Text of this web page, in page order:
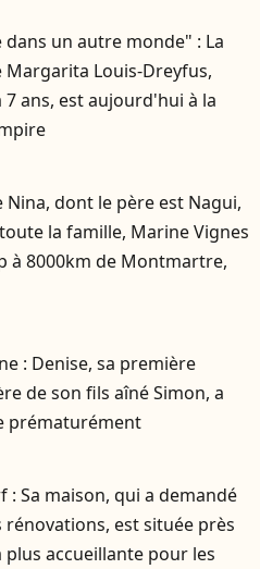
dans un autre monde" : La
Louis-Dreyfus,
ans, est aujourd'hui à la
Nina, dont le père est Nagui,
la famille, Marine Vignes
à 8000km de Montmartre,
: Denise, sa première
de son fils aîné Simon, a
prématurément
: Sa maison, qui a demandé
rénovations, est située près
plus accueillante pour les